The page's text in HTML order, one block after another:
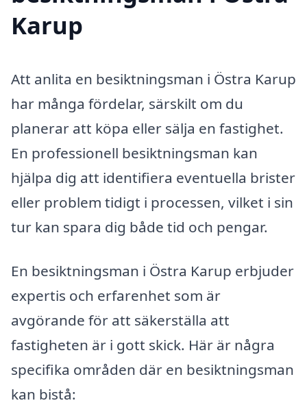
Karup
Att anlita en besiktningsman i Östra Karup
har många fördelar, särskilt om du
planerar att köpa eller sälja en fastighet.
En professionell besiktningsman kan
hjälpa dig att identifiera eventuella brister
eller problem tidigt i processen, vilket i sin
tur kan spara dig både tid och pengar.
En besiktningsman i Östra Karup erbjuder
expertis och erfarenhet som är
avgörande för att säkerställa att
fastigheten är i gott skick. Här är några
specifika områden där en besiktningsman
kan bistå: